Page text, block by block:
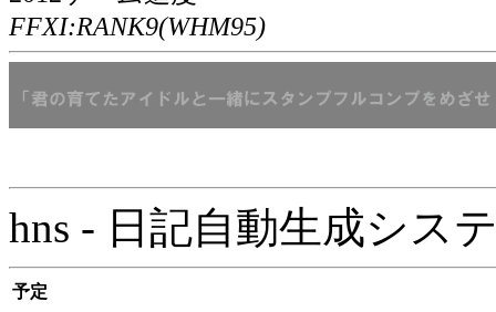
FFXI:RANK9(WHM95)
hns - 日記自動生成シス
予定